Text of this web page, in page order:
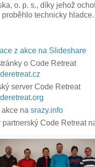
o. p. s., díky jehož
technicky hladce.
z akce na Slideshare
o Code Retreat
server Code Retreat
na srazy.info
partnerský Code Retreat